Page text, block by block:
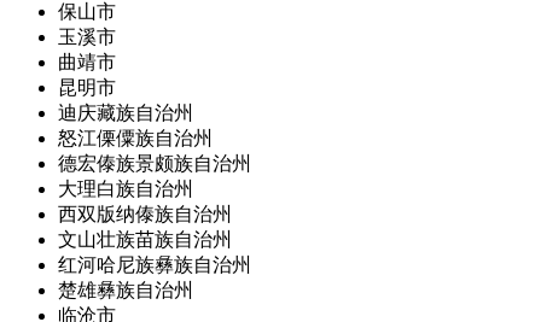
保山市
玉溪市
曲靖市
昆明市
迪庆藏族自治州
怒江傈僳族自治州
德宏傣族景颇族自治州
大理白族自治州
西双版纳傣族自治州
文山壮族苗族自治州
红河哈尼族彝族自治州
楚雄彝族自治州
临沧市